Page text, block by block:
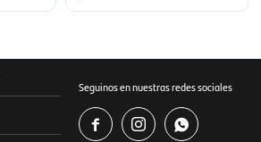
Seguinos en nuestras redes sociales
  